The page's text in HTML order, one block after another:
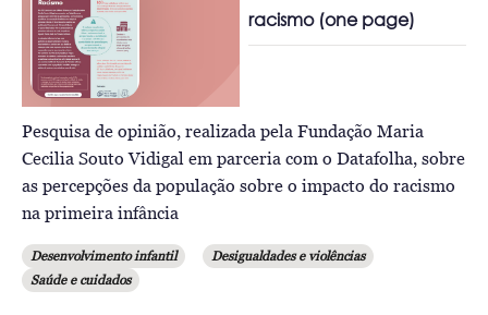
racismo (one page)
Pesquisa de opinião, realizada pela Fundação Maria
Cecilia Souto Vidigal em parceria com o Datafolha, sobre
as percepções da população sobre o impacto do racismo
na primeira infância
Desenvolvimento infantil
Desigualdades e violências
Saúde e cuidados